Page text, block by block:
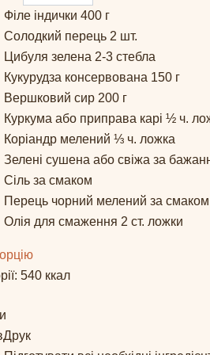
Філе індички 400 г
Солодкий перець 2 шт.
Цибуля зелена 2-3 стебла
Кукурудза консервована 150 г
Вершковий сир 200 г
Куркума або приправа карі ½ ч.
Коріандр мелений ⅓ ч. ложка
Зелені сушена або свіжа за
Сіль за смаком
Перець чорний мелений за смаком
Олія для смаження 2 ст. ложки
540 ккал
Друк